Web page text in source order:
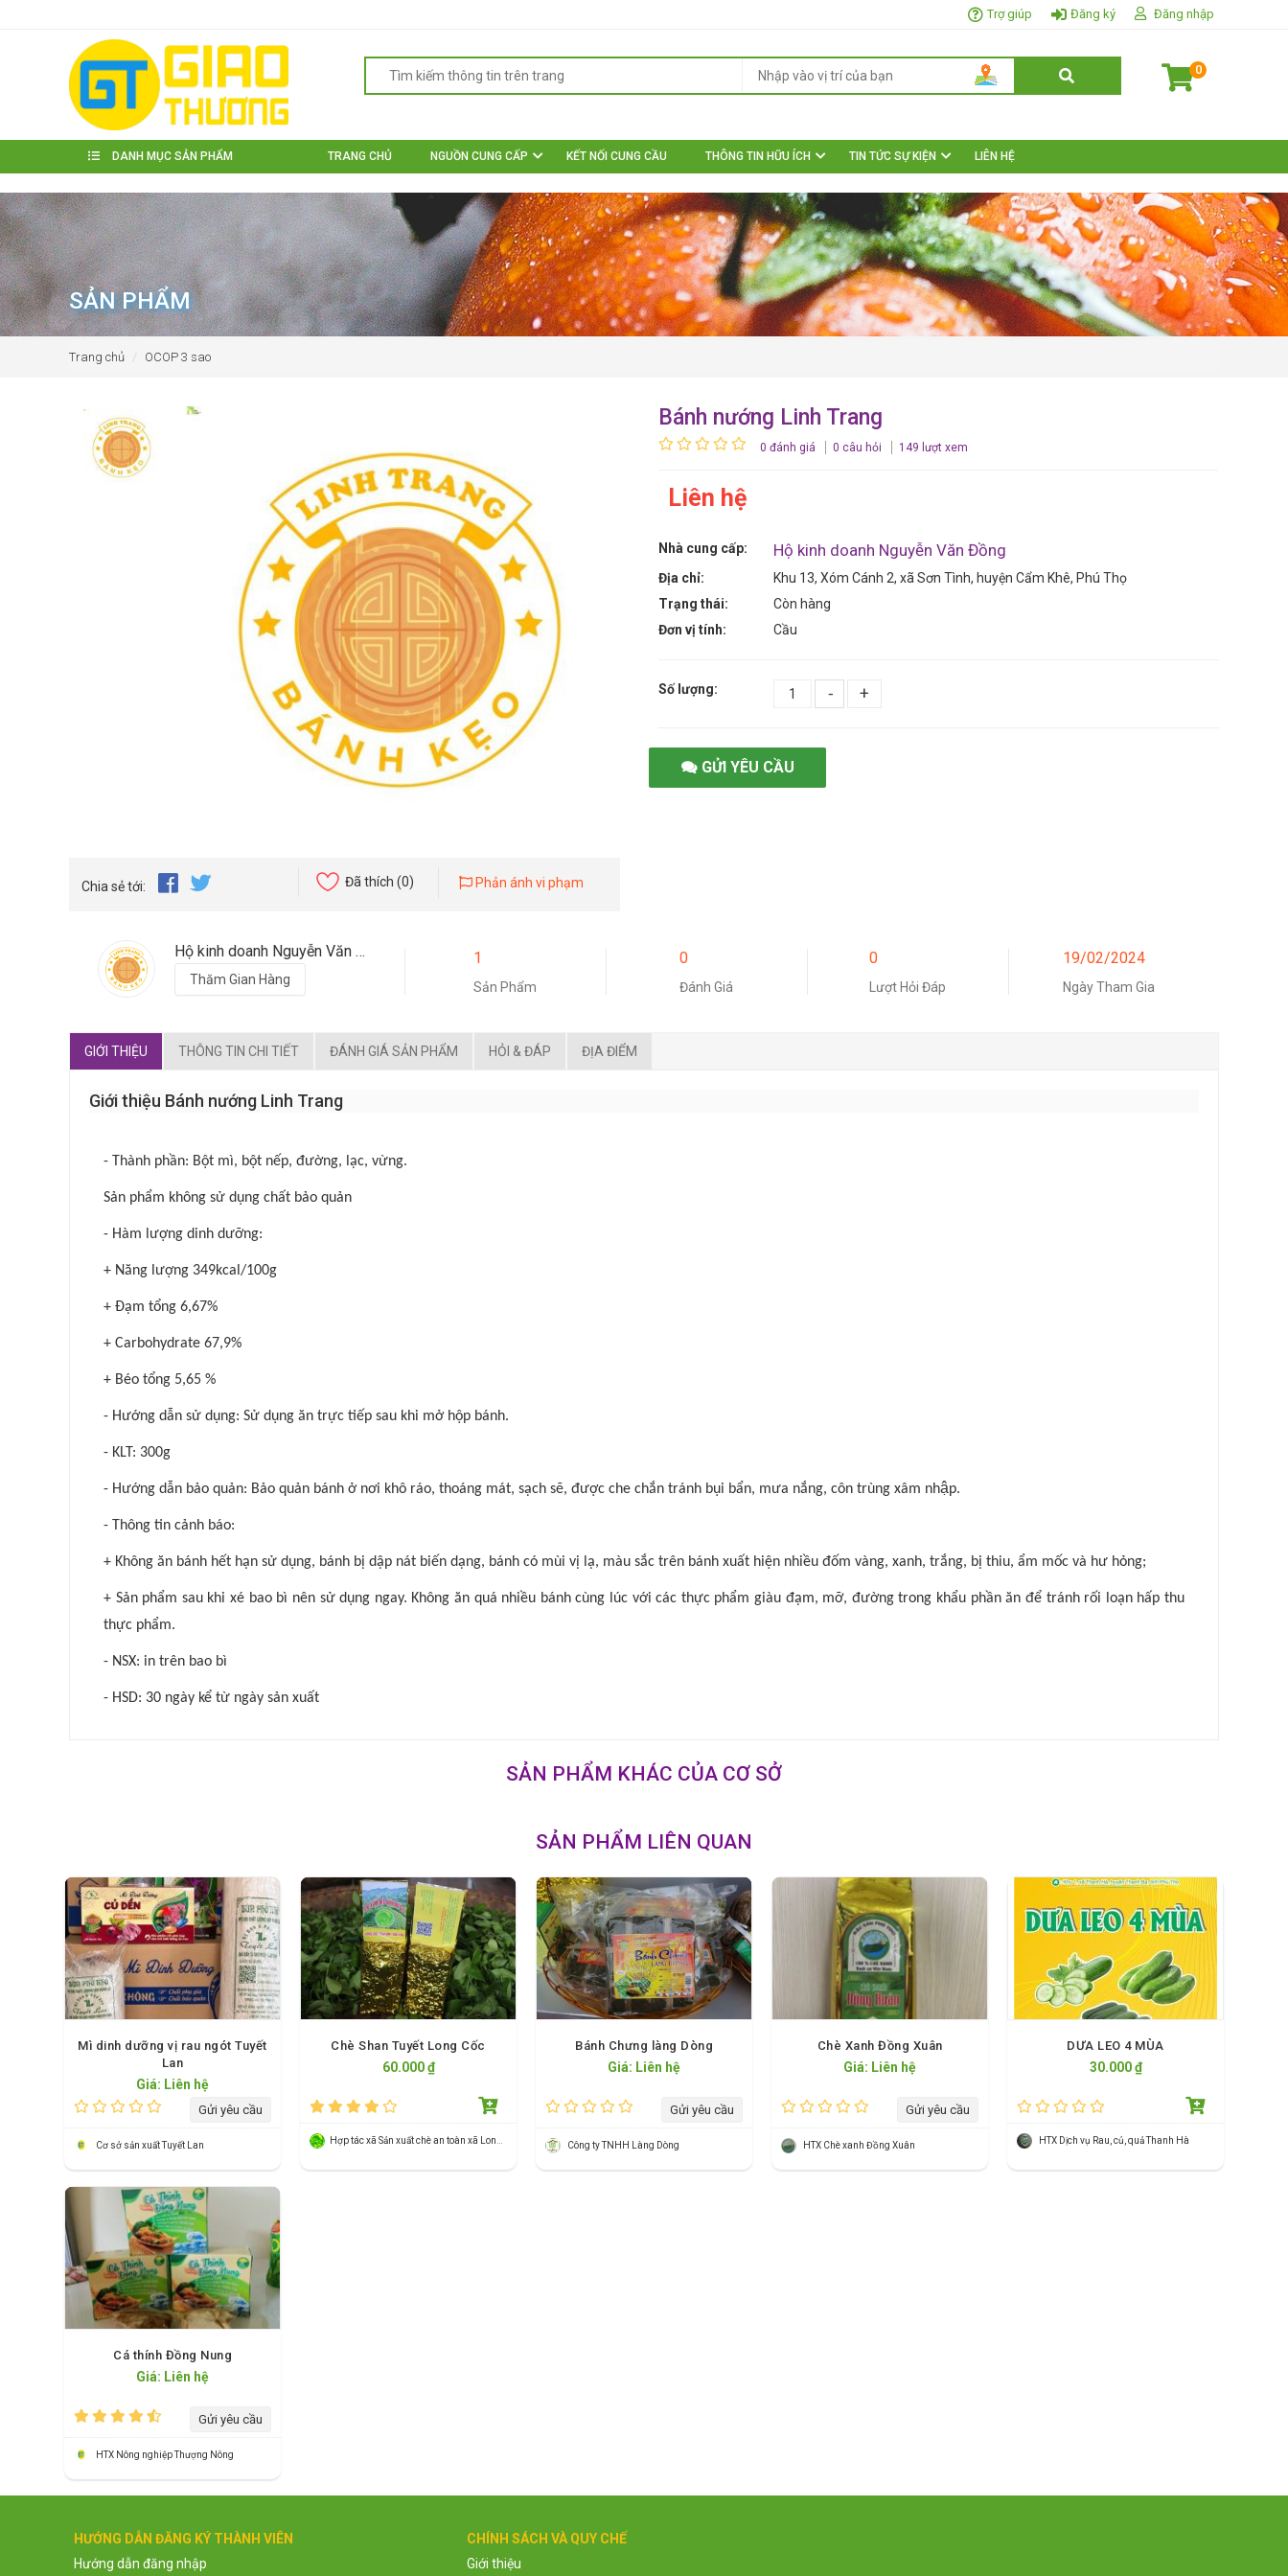
Trợ giúp Đăng ký Đăng nhập
0
DANH MỤC SẢN PHẨM TRANG CHỦ NGUỒN CUNG CẤP KẾT NỐI CUNG CẦU THÔNG TIN HỮU ÍCH TIN TỨC SỰ KIỆN LIÊN HỆ
SẢN PHẨM
Trang chủ OCOP 3 sao
Chia sẻ tới: Đã thích (0) Phản ánh vi phạm
Bánh nướng Linh Trang
0 đánh giá 0 câu hỏi 149 lượt xem
Liên hệ
Nhà cung cấp: Hộ kinh doanh Nguyễn Văn Đồng
Địa chỉ:
Khu 13, Xóm Cánh 2, xã Sơn Tình, huyện Cẩm Khê, Phú Thọ
Trạng thái:
Còn hàng
Đơn vị tính:
Cầu
Số lượng: - +
GỬI YÊU CẦU
Hộ kinh doanh Nguyễn Văn Đồng
Thăm Gian Hàng
1
Sản Phẩm
0
Đánh Giá
0
Lượt Hỏi Đáp
19/02/2024
Ngày Tham Gia
GIỚI THIỆU THÔNG TIN CHI TIẾT ĐÁNH GIÁ SẢN PHẨM HỎI & ĐÁP ĐỊA ĐIỂM
Giới thiệu Bánh nướng Linh Trang
- Thành phần: Bột mì, bột nếp, đường, lạc, vừng.
Sản phẩm không sử dụng chất bảo quản
- Hàm lượng dinh dưỡng:
+ Năng lượng 349kcal/100g
+ Đạm tổng 6,67%
+ Carbohydrate 67,9%
+ Béo tổng 5,65 %
- Hướng dẫn sử dụng: Sử dụng ăn trực tiếp sau khi mở hộp bánh.
- KLT: 300g
- Hướng dẫn bảo quản: Bảo quản bánh ở nơi khô ráo, thoáng mát, sạch sẽ, được che chắn tránh bụi bẩn, mưa nắng, côn trùng xâm nhập.
- Thông tin cảnh báo:
+ Không ăn bánh hết hạn sử dụng, bánh bị dập nát biến dạng, bánh có mùi vị lạ, màu sắc trên bánh xuất hiện nhiều đốm vàng, xanh, trắng, bị thiu, ẩm mốc và hư hỏng;
+ Sản phẩm sau khi xé bao bì nên sử dụng ngay. Không ăn quá nhiều bánh cùng lúc với các thực phẩm giàu đạm, mỡ, đường trong khẩu phần ăn để tránh rối loạn hấp thu
thực phẩm.
- NSX: in trên bao bì
- HSD: 30 ngày kể từ ngày sản xuất
SẢN PHẨM KHÁC CỦA CƠ SỞ
SẢN PHẨM LIÊN QUAN
Mì dinh dưỡng vị rau ngót Tuyết
Lan
Giá: Liên hệ
Gửi yêu cầu
Cơ sở sản xuất Tuyết Lan
Chè Shan Tuyết Long Cốc
60.000 ₫
Hợp tác xã Sản xuất chè an toàn xã Long Cốc
Bánh Chưng làng Dòng
Giá: Liên hệ
Gửi yêu cầu
Công ty TNHH Làng Dòng
Chè Xanh Đồng Xuân
Giá: Liên hệ
Gửi yêu cầu
HTX Chè xanh Đồng Xuân
DƯA LEO 4 MÙA
30.000 ₫
HTX Dịch vụ Rau, củ, quả Thanh Hà
Cá thính Đồng Nung
Giá: Liên hệ
Gửi yêu cầu
HTX Nông nghiệp Thượng Nông
HƯỚNG DẪN ĐĂNG KÝ THÀNH VIÊN
Hướng dẫn đăng nhập
CHÍNH SÁCH VÀ QUY CHẾ
Giới thiệu